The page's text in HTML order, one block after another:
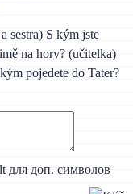
sestra) S kým jste
na hory? (učitelka)
pojedete do Tater?